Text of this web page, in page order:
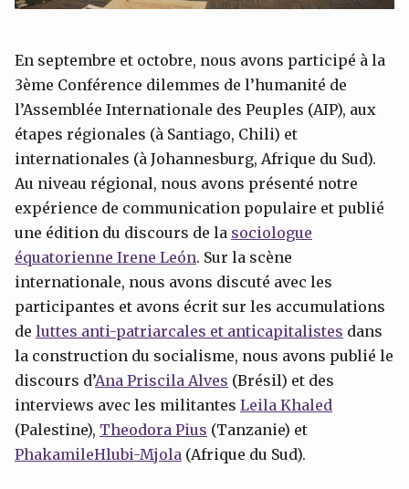
En septembre et octobre, nous avons participé à la
3ème Conférence dilemmes de l’humanité de
l’Assemblée Internationale des Peuples (AIP), aux
étapes régionales (à Santiago, Chili) et
internationales (à Johannesburg, Afrique du Sud).
Au niveau régional, nous avons présenté notre
expérience de communication populaire et publié
une édition du discours de la sociologue
équatorienne Irene León. Sur la scène
internationale, nous avons discuté avec les
participantes et avons écrit sur les accumulations
de luttes anti-patriarcales et anticapitalistes dans
la construction du socialisme, nous avons publié le
discours d’Ana Priscila Alves (Brésil) et des
interviews avec les militantes Leila Khaled
(Palestine), Theodora Pius (Tanzanie) et
PhakamileHlubi-Mjola (Afrique du Sud).